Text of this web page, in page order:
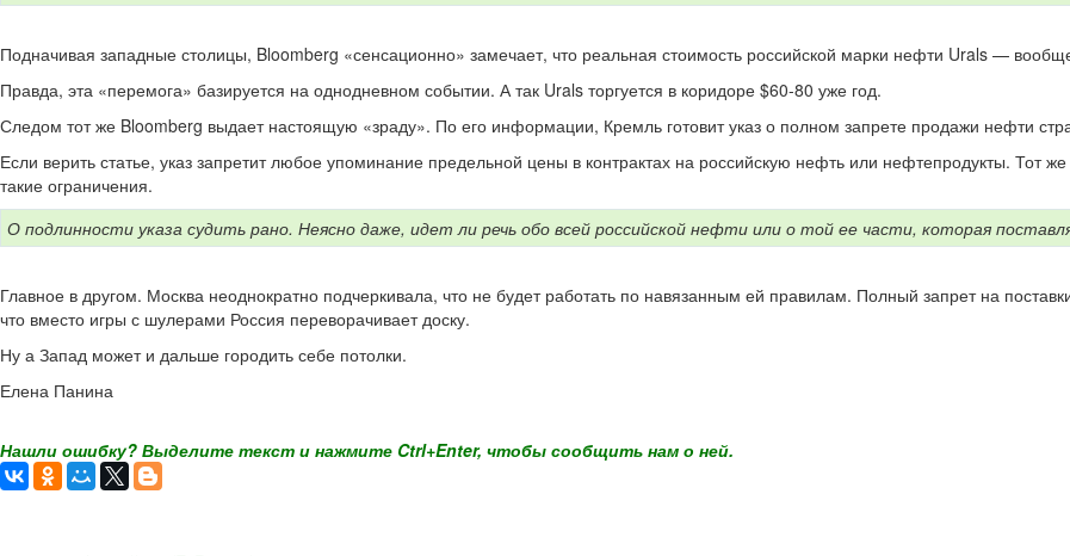
Подначивая западные столицы, Bloomberg «сенсационно» замечает, что реальная стоимость российской марки нефти Urals —
Правда, эта «перемога» базируется на однодневном событии. А так Urals торгуется в коридоре $60-80 уже год.
Следом тот же Bloomberg выдает настоящую «зраду». По его информации, Кремль готовит указ о полном запрете продажи нефти
Если верить статье, указ запретит любое упоминание предельной цены в контрактах на российскую нефть или нефтепродукты. Тот
такие ограничения.
О подлинности указа судить рано. Неясно даже, идет ли речь обо всей российской нефти или о той ее части, которая
Главное в другом. Москва неоднократно подчеркивала, что не будет работать по навязанным ей правилам. Полный запрет на
что вместо игры с шулерами Россия переворачивает доску.
Ну а Запад может и дальше городить себе потолки.
Елена Панина
Нашли ошибку? Выделите текст и нажмите Ctrl+Enter, чтобы сообщить нам о ней.